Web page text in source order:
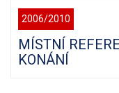
2006/2010
MÍSTNÍ
KONÁNÍ